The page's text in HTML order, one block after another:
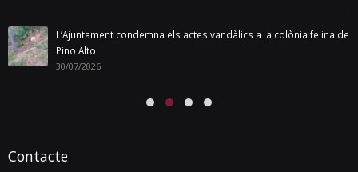
L’Ajuntament condemna els actes vandàlics a la colònia felina de
Pino Alto
30/07/2026
Contacte